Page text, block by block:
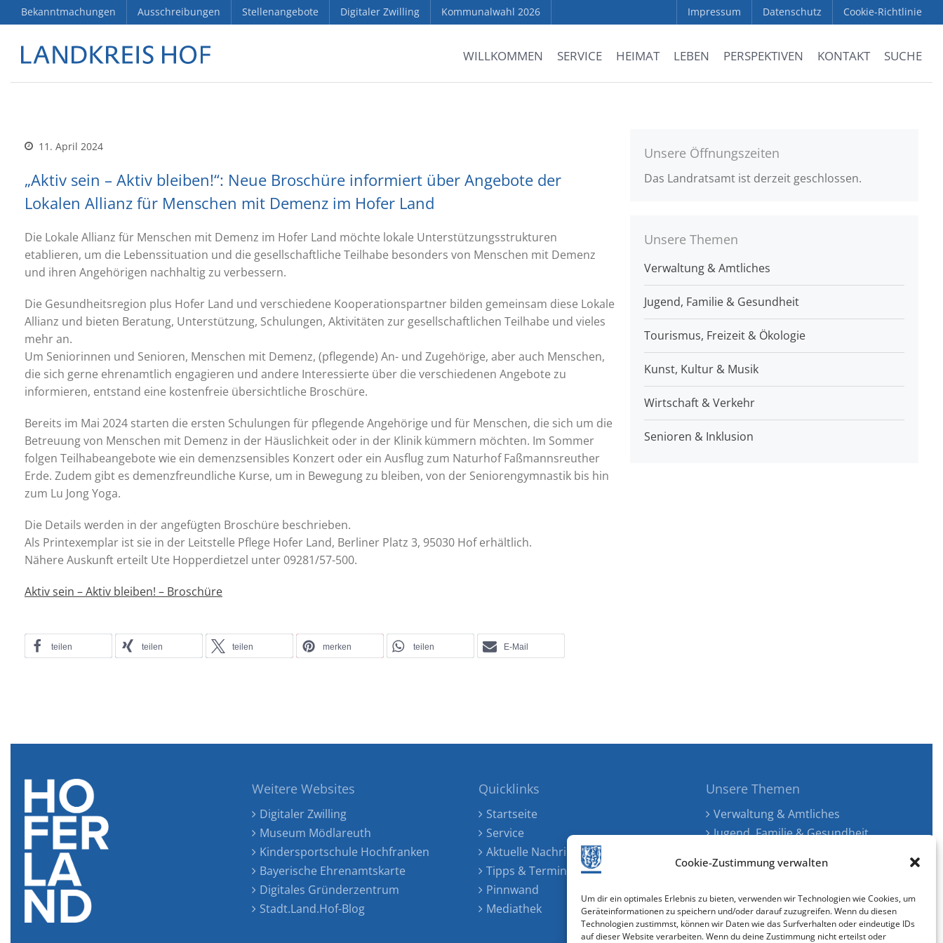
Cookie-Zustimmung verwalten
Um dir ein optimales Erlebnis zu bieten, verwenden wir Technologien wie Cookies, um
Geräteinformationen zu speichern und/oder darauf zuzugreifen. Wenn du diesen
Technologien zustimmst, können wir Daten wie das Surfverhalten oder eindeutige IDs
auf dieser Website verarbeiten. Wenn du deine Zustimmung nicht erteilst oder
Bekanntmachungen Ausschreibungen Stellenangebote Digitaler Zwilling Kommunalwahl 2026 Impressum Datenschutz Cookie-Richtlinie
WILLKOMMEN SERVICE HEIMAT LEBEN PERSPEKTIVEN KONTAKT SUCHE
11. April 2024
„Aktiv sein – Aktiv bleiben!“: Neue Broschüre informiert über Angebote der
Lokalen Allianz für Menschen mit Demenz im Hofer Land
Die Lokale Allianz für Menschen mit Demenz im Hofer Land möchte lokale Unterstützungsstrukturen
etablieren, um die Lebenssituation und die gesellschaftliche Teilhabe besonders von Menschen mit Demenz
und ihren Angehörigen nachhaltig zu verbessern.
Die Gesundheitsregion plus Hofer Land und verschiedene Kooperationspartner bilden gemeinsam diese Lokale
Allianz und bieten Beratung, Unterstützung, Schulungen, Aktivitäten zur gesellschaftlichen Teilhabe und vieles
mehr an.
Um Seniorinnen und Senioren, Menschen mit Demenz, (pflegende) An- und Zugehörige, aber auch Menschen,
die sich gerne ehrenamtlich engagieren und andere Interessierte über die verschiedenen Angebote zu
informieren, entstand eine kostenfreie übersichtliche Broschüre.
Bereits im Mai 2024 starten die ersten Schulungen für pflegende Angehörige und für Menschen, die sich um die
Betreuung von Menschen mit Demenz in der Häuslichkeit oder in der Klinik kümmern möchten. Im Sommer
folgen Teilhabeangebote wie ein demenzsensibles Konzert oder ein Ausflug zum Naturhof Faßmannsreuther
Erde. Zudem gibt es demenzfreundliche Kurse, um in Bewegung zu bleiben, von der Seniorengymnastik bis hin
zum Lu Jong Yoga.
Die Details werden in der angefügten Broschüre beschrieben.
Als Printexemplar ist sie in der Leitstelle Pflege Hofer Land, Berliner Platz 3, 95030 Hof erhältlich.
Nähere Auskunft erteilt Ute Hopperdietzel unter 09281/57-500.
Aktiv sein – Aktiv bleiben! – Broschüre
teilen teilen teilen merken teilen E-Mail
Unsere Öffnungszeiten
Das Landratsamt ist derzeit geschlossen.
Unsere Themen
Verwaltung & Amtliches
Jugend, Familie & Gesundheit
Tourismus, Freizeit & Ökologie
Kunst, Kultur & Musik
Wirtschaft & Verkehr
Senioren & Inklusion
Weitere Websites
Digitaler Zwilling
Museum Mödlareuth
Kindersportschule Hochfranken
Bayerische Ehrenamtskarte
Digitales Gründerzentrum
Stadt.Land.Hof-Blog
Quicklinks
Startseite
Service
Aktuelle Nachrichten
Tipps & Termine
Pinnwand
Mediathek
Unsere Themen
Verwaltung & Amtliches
Jugend, Familie & Gesundheit
Kunst, Kultur & Musik
Senioren & Inklusion